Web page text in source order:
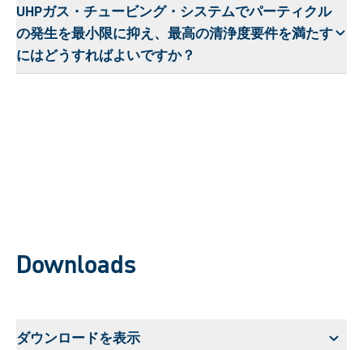
UHPガス・チュービング・システムでパーティクル
の発生を最小限に抑え、最高の清浄度要件を満たす
にはどうすればよいですか？
Downloads
ダウンロードを表示